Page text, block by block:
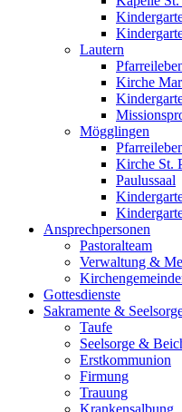
Lautern
Kirche
Mögglingen
Kirche St.
Paulussaal
Ansprechpersonen
Pastoralteam
Verwaltung &
Gottesdienste
Sakramente &
Taufe
Seelsorge &
Erstkommunion
Firmung
Trauung
Krankensalbung